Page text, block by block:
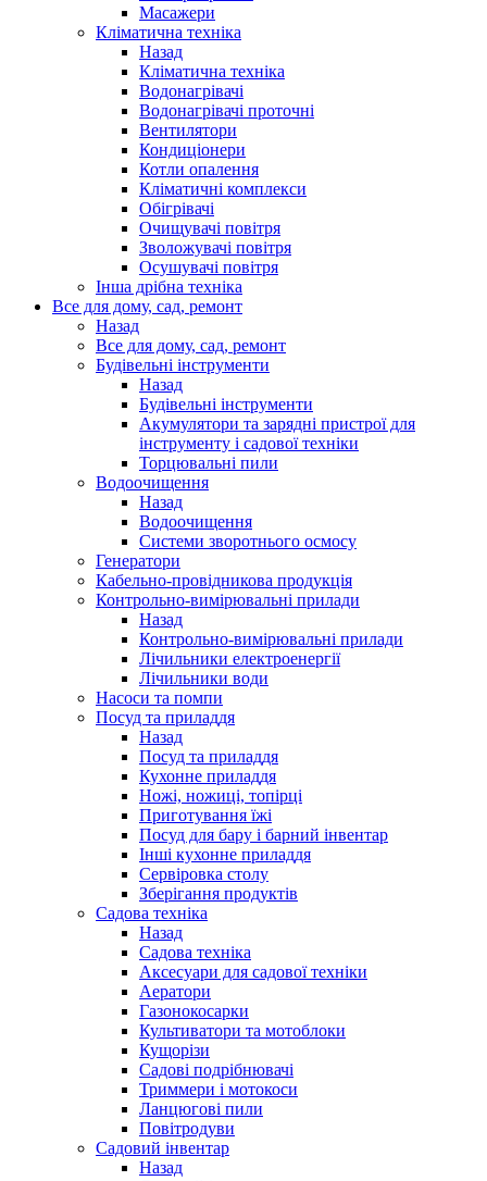
Масажери
Кліматична техніка
Назад
Кліматична техніка
Водонагрівачі
Водонагрівачі проточні
Вентилятори
Кондиціонери
Котли опалення
Кліматичні комплекси
Обігрівачі
Очищувачі повітря
Зволожувачі повітря
Осушувачі повітря
Інша дрібна техніка
Все для дому, сад, ремонт
Назад
Все для дому, сад, ремонт
Будівельні інструменти
Назад
Будівельні інструменти
Акумулятори та зарядні пристрої для
інструменту і садової техніки
Торцювальні пили
Водоочищення
Назад
Водоочищення
Системи зворотнього осмосу
Генератори
Кабельно-провідникова продукція
Контрольно-вимірювальні прилади
Назад
Контрольно-вимірювальні прилади
Лічильники електроенергії
Лічильники води
Насоси та помпи
Посуд та приладдя
Назад
Посуд та приладдя
Кухонне приладдя
Ножі, ножиці, топірці
Приготування їжі
Посуд для бару і барний інвентар
Інші кухонне приладдя
Сервіровка столу
Зберігання продуктів
Садова техніка
Назад
Садова техніка
Аксесуари для садової техніки
Аератори
Газонокосарки
Культиватори та мотоблоки
Кущорізи
Садові подрібнювачі
Триммери і мотокоси
Ланцюгові пили
Повітродуви
Садовий інвентар
Назад